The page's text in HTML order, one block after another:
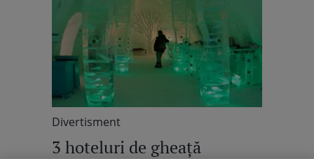
Divertisment
3 hoteluri de gheaţă